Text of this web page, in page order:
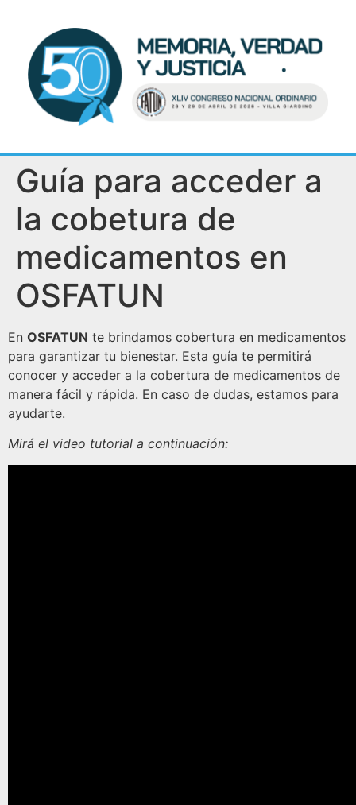
Guía para acceder a
la cobetura de
medicamentos en
OSFATUN
En OSFATUN te brindamos cobertura en medicamentos
para garantizar tu bienestar. Esta guía te permitirá
conocer y acceder a la cobertura de medicamentos de
manera fácil y rápida. En caso de dudas, estamos para
ayudarte.
Mirá el video tutorial a continuación: